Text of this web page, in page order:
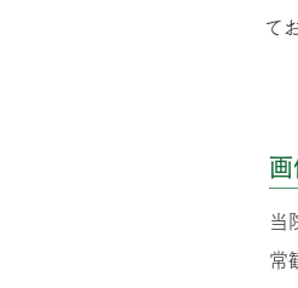
て
当
常